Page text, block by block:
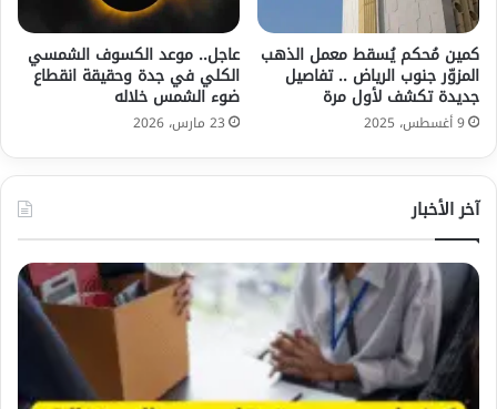
كمين مُحكم يُسقط معمل الذهب
المزوّر جنوب الرياض .. تفاصيل
جديدة تكشف لأول مرة
9 أغسطس، 2025
عاجل.. موعد الكسوف الشمسي
الكلي في جدة وحقيقة انقطاع
ضوء الشمس خلاله
23 مارس، 2026
آخر الأخبار